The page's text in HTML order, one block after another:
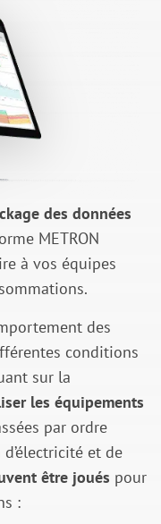
des données
METRON
à vos équipes
des
conditions
sur la
les équipements
par ordre
et de
être joués pour
: